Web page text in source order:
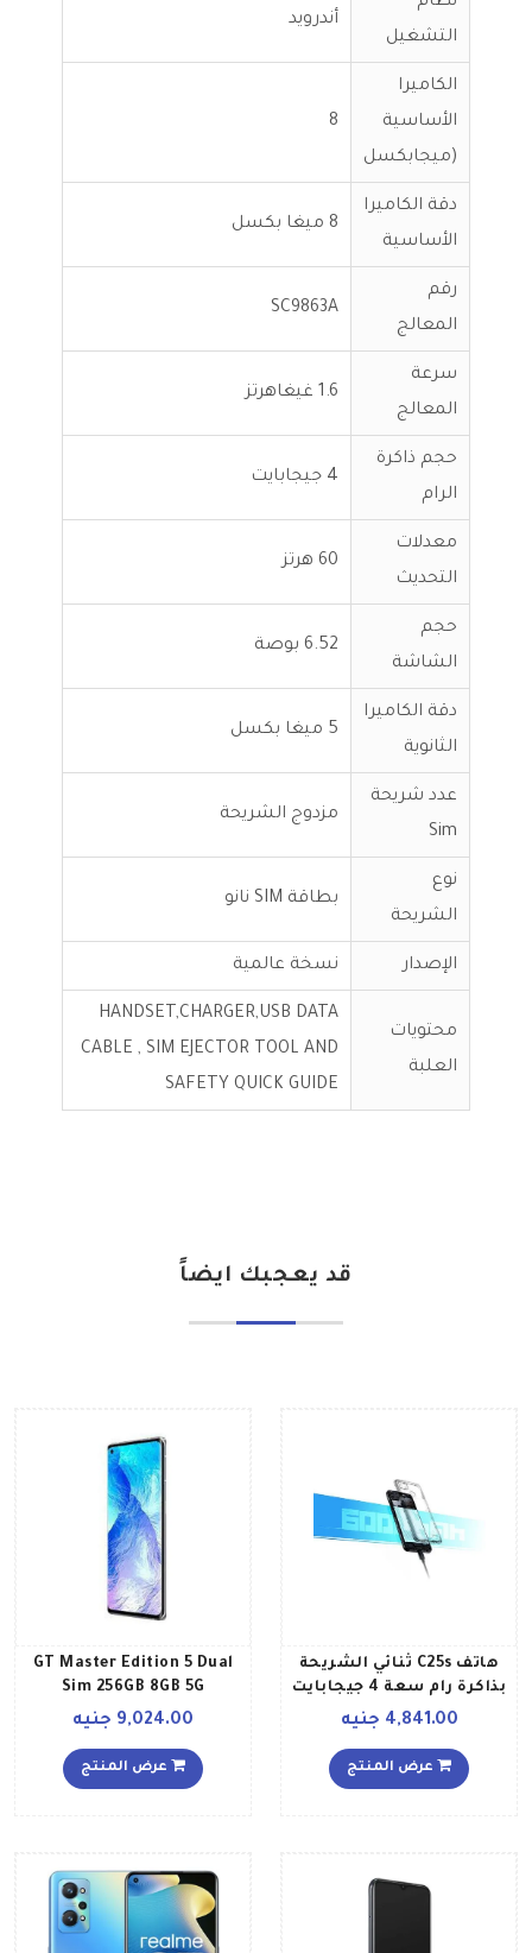
التشغيل
أندرويد
الكاميرا
الأساسية
(ميجابكسل
8
دقة الكاميرا
الأساسية
8 ميغا بكسل
رقم
المعالج
SC9863A
سرعة
المعالج
1.6 غيغاهرتز
حجم ذاكرة
الرام
4 جيجابايت
معدلات
التحديث
60 هرتز
حجم
الشاشة
6.52 بوصة
دقة الكاميرا
الثانوية
5 ميغا بكسل
عدد شريحة
Sim
مزدوج الشريحة
نوع
الشريحة
بطاقة SIM نانو
الإصدار نسخة عالمية
محتويات
العلبة
HANDSET,CHARGER,USB DATA
CABLE , SIM EJECTOR TOOL AND
SAFETY QUICK GUIDE
قد يعجبك ايضاً
هاتف C25s ثنائي الشريحة
بذاكرة رام سعة 4 جيجابايت
LTE بلون أزرق مائي إصدار
4,841.00 جنيه
عرض المنتج
GT Master Edition 5 Dual
Sim 256GB 8GB 5G
Daybreak blue
9,024.00 جنيه
عرض المنتج